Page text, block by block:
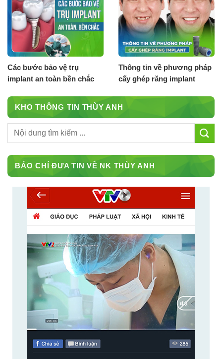
Các bước bảo vệ trụ
implant an toàn bền chắc
Thông tin về phương pháp
cấy ghép răng implant
KHO THÔNG TIN THÙY ANH
BÁO CHÍ ĐƯA TIN VỀ NK THÙY ANH